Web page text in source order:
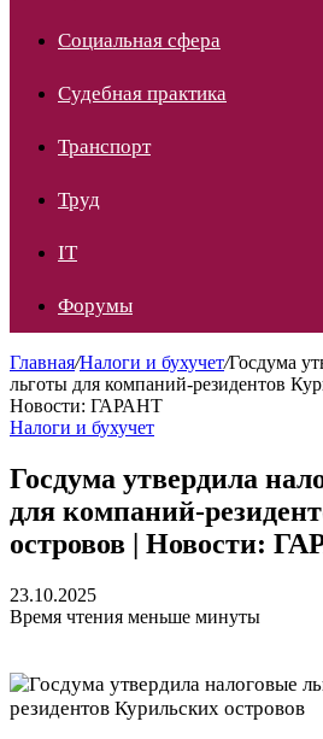
Социальная сфера
Судебная практика
Транспорт
Труд
IT
Форумы
Главная/Налоги и бухучет/Госдума
льготы для компаний-резидентов
Новости: ГАРАНТ
Налоги и бухучет
Госдума утвердила
для компаний-
островов | Новости:
23.10.2025
Время чтения меньше минуты